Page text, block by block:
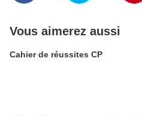
Vous aimerez aussi
Cahier de réussites CP